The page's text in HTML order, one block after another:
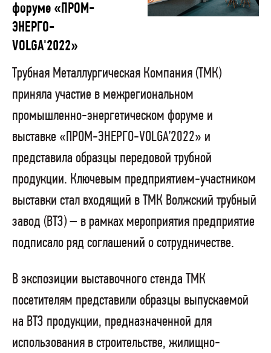
форуме «ПРОМ-
ЭНЕРГО-
VOLGA'2022»
Трубная Металлургическая Компания (ТМК)
приняла участие в межрегиональном
промышленно-энергетическом форуме и
выставке «ПРОМ-ЭНЕРГО-VOLGA’2022» и
представила образцы передовой трубной
продукции. Ключевым предприятием-участником
выставки стал входящий в ТМК Волжский трубный
завод (ВТЗ) – в рамках мероприятия предприятие
подписало ряд соглашений о сотрудничестве.
В экспозиции выставочного стенда ТМК
посетителям представили образцы выпускаемой
на ВТЗ продукции, предназначенной для
использования в строительстве, жилищно-